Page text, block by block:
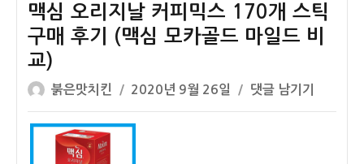
맥심 오리지날 커피믹스 170개 스틱
구매 후기 (맥심 모카골드 마일드 비
교)
글
쓴
이
붉은맛치킨
작
성
일
2020년 9월 26일
맥
심
댓글 남기기